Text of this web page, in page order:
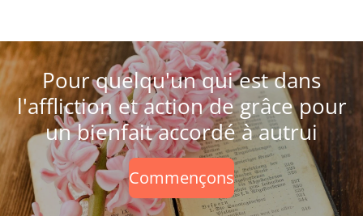
Pour quelqu'un qui est dans
l'affliction et action de grâce pour
un bienfait accordé à autrui
Commençons